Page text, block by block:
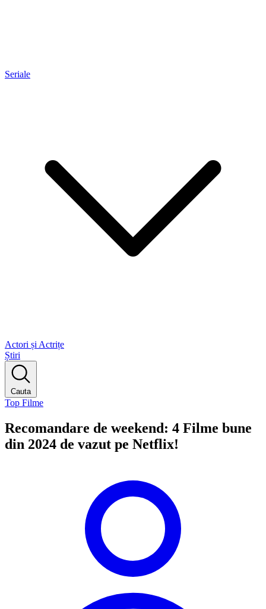
Seriale
Actori și Actrițe
Știri
Cauta
Top Filme
Recomandare de weekend: 4 Filme bune
din 2024 de vazut pe Netflix!